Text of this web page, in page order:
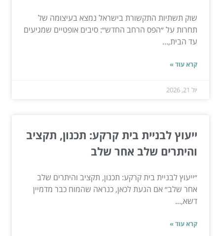
שוק תשתיות התקשורת בישראל נמצא בעיצומה של
תחרות על ״הפס הרחב החדש״: סיבים אופטיים שמגיעים
עד הבית,...
קרא עוד »
יול 21, 2026
ייעוץ לבניית בית קרקע: תכנון, תקציב
והיתרים שלב אחר שלב
״ייעוץ לבניית בית קרקע: תכנון, תקציב והיתרים שלב
אחר שלב״ אם הגעת לכאן, כנראה שהמוח כבר מדמיין
דשא,...
קרא עוד »